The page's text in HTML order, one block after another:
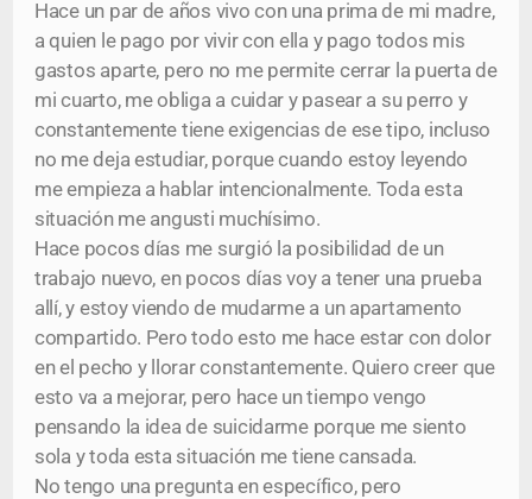
Hace un par de años vivo con una prima de mi madre,
a quien le pago por vivir con ella y pago todos mis
gastos aparte, pero no me permite cerrar la puerta de
mi cuarto, me obliga a cuidar y pasear a su perro y
constantemente tiene exigencias de ese tipo, incluso
no me deja estudiar, porque cuando estoy leyendo
me empieza a hablar intencionalmente. Toda esta
situación me angusti muchísimo.
Hace pocos días me surgió la posibilidad de un
trabajo nuevo, en pocos días voy a tener una prueba
allí, y estoy viendo de mudarme a un apartamento
compartido. Pero todo esto me hace estar con dolor
en el pecho y llorar constantemente. Quiero creer que
esto va a mejorar, pero hace un tiempo vengo
pensando la idea de suicidarme porque me siento
sola y toda esta situación me tiene cansada.
No tengo una pregunta en específico, pero